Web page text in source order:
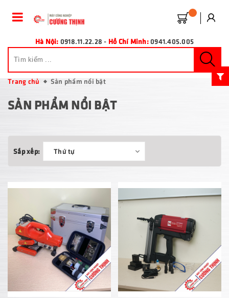
Hà Nội: 0918.11.22.28 - Hồ Chí Minh: 0941.405.005
Trang chủ Sản phẩm nổi bật
SẢN PHẨM NỔI BẬT
Sắp xếp: Thứ tự